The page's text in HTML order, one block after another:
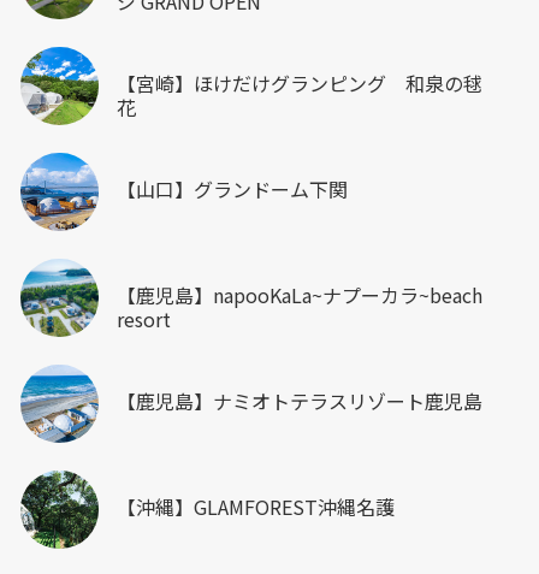
【宮崎】ほけだけグランピング 和泉の毬
花
【山口】グランドーム下関
【鹿児島】napooKaLa~ナプーカラ~beach
resort
【鹿児島】ナミオトテラスリゾート鹿児島
【沖縄】GLAMFOREST沖縄名護